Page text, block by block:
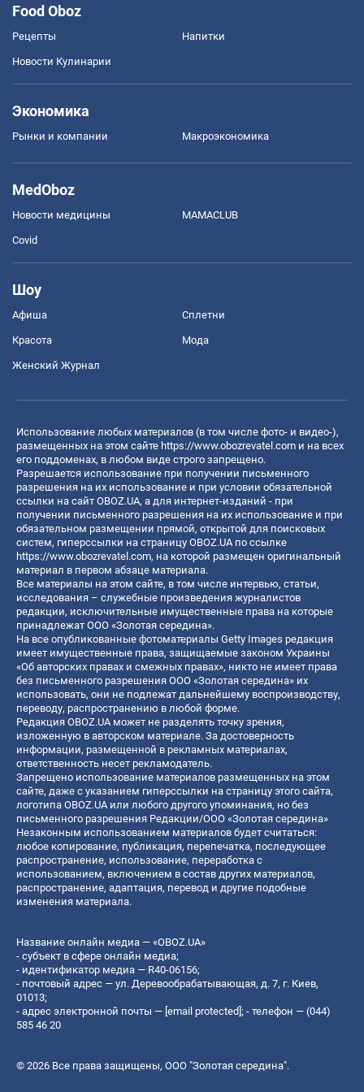
Food Oboz
Рецепты Напитки
Новости Кулинарии
Экономика
Рынки и компании Mакроэкономика
MedOboz
Новости медицины MAMACLUB
Covid
Шоу
Афиша Сплетни
Красота Мода
Женский Журнал
Использование любых материалов (в том числе фото- и видео-),
размещенных на этом сайте https://www.obozrevatel.com и на всех
его поддоменах, в любом виде строго запрещено.
Разрешается использование при получении письменного
разрешения на их использование и при условии обязательной
ссылки на сайт OBOZ.UA, а для интернет-изданий - при
получении письменного разрешения на их использование и при
обязательном размещении прямой, открытой для поисковых
систем, гиперссылки на страницу OBOZ.UA по ссылке
https://www.obozrevatel.com, на которой размещен оригинальный
материал в первом абзаце материала.
Все материалы на этом сайте, в том числе интервью, статьи,
исследования – служебные произведения журналистов
редакции, исключительные имущественные права на которые
принадлежат ООО «Золотая середина».
На все опубликованные фотоматериалы Getty Images редакция
имеет имущественные права, защищаемые законом Украины
«Об авторских правах и смежных правах», никто не имеет права
без письменного разрешения ООО «Золотая середина» их
использовать, они не подлежат дальнейшему воспроизводству,
переводу, распространению в любой форме.
Редакция OBOZ.UA может не разделять точку зрения,
изложенную в авторском материале. За достоверность
информации, размещенной в рекламных материалах,
ответственность несет рекламодатель.
Запрещено использование материалов размещенных на этом
сайте, даже с указанием гиперссылки на страницу этого сайта,
логотипа OBOZ.UA или любого другого упоминания, но без
письменного разрешения Редакции/ООО «Золотая середина»
Незаконным использованием материалов будет считаться:
любое копирование, публикация, перепечатка, последующее
распространение, использование, переработка с
использованием, включением в состав других материалов,
распространение, адаптация, перевод и другие подобные
изменения материала.
Название онлайн медиа — «OBOZ.UA»
- субъект в сфере онлайн медиа;
- идентификатор медиа — R40-06156;
- почтовый адрес — ул. Деревообрабатывающая, д. 7, г. Киев,
01013;
- адрес электронной почты — [email protected]; - телефон — (044)
585 46 20
© 2026 Все права защищены, ООО "Золотая середина".